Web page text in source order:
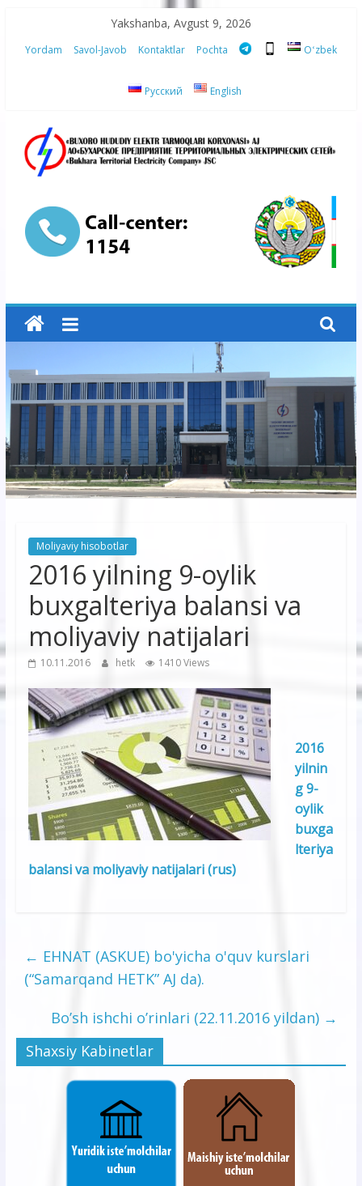
content
Yakshanba, Avgust 9, 2026
Yordam Savol-Javob Kontaktlar Pochta Oʻzbek
Русский English
“Buxoro
hududiy
elektr
tarmoqlari
korxonasi”
AJ
“Buxoro
hududiy
korxonasi”
Moliyaviy hisobotlar
2016 yilning 9-oylik
buxgalteriya balansi va
moliyaviy natijalari
10.11.2016 hetk 1410 Views
2016
yilnin
g 9-
oylik
buxga
lteriya
balansi va moliyaviy natijalari (rus)
← EHNAT (ASKUE) bo'yicha o'quv kurslari
(“Samarqand HETK” AJ da).
Bo’sh ishchi o’rinlari (22.11.2016 yildan) →
Shaxsiy Kabinetlar